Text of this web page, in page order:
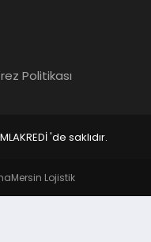
Politikası
'de saklıdır.
Mersin Lojistik